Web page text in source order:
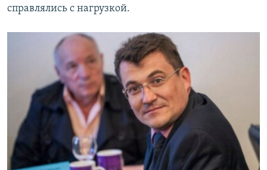
справлялись с нагрузкой.